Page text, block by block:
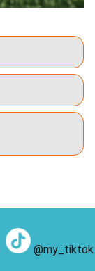
@my_tiktok